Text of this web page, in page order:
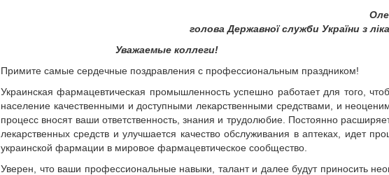
голова Державної служби України з
Уважаемые коллеги!
Примите самые сердечные поздравления с профессиональным праздником!
Украинская фармацевтическая промышленность успешно работает для того,
население качественными и доступными лекарственными средствами, и
процесс вносят ваши ответственность, знания и трудолюбие. Постоянно
лекарственных средств и улучшается качество обслуживания в аптеках, идет
украинской фармации в мировое фармацевтическое сообщество.
Уверен, что ваши профессиональные навыки, талант и далее будут приносить